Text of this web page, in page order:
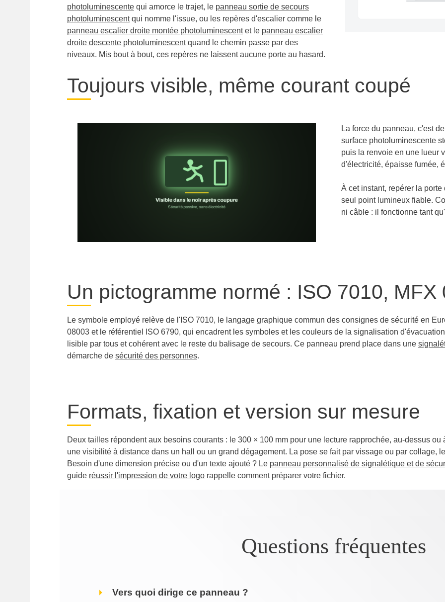
photoluminescente qui amorce le trajet, le panneau sortie de secours
photoluminescentqui nomme l'issue, ou les repères d'escalier comme le
panneau escalier droite montée photoluminescentet le panneau escalier
droite descente photoluminescentquand le chemin passe par des
niveaux. Mis bout à bout, ces repères ne laissent aucune porte au hasard.
Toujours visible, même courant coupé
La force du panneau, c'est
surface photoluminescente
puis la renvoie en une lueur
d'électricité, épaisse fumée,
À cet instant, repérer la
seul point lumineux fiable.
ni câble : il fonctionne tant
Un pictogramme normé : ISO 7010,
Le symbole employé relève de l'ISO 7010, le langage graphique commun des consignes de sécurité en
08003 et le référentiel ISO 6790, qui encadrent les symboles et les couleurs de la signalisation
lisible par tous et cohérent avec le reste du balisage de secours. Ce panneau prend place dans une
démarche de sécurité des personnes.
Formats, fixation et version sur mesure
Deux tailles répondent aux besoins courants : le 300 × 100 mm pour une lecture rapprochée, au-dessus
une visibilité à distance dans un hall ou un grand dégagement. La pose se fait par vissage ou par collage,
Besoin d'une dimension précise ou d'un texte ajouté ? Le panneau personnalisé de signalétique et de
guide réussir l'impression de votre logo rappelle comment préparer votre fichier.
Questions fréquentes
Vers quoi dirige ce panneau ?